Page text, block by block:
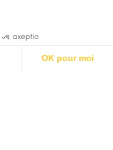
OK pour moi